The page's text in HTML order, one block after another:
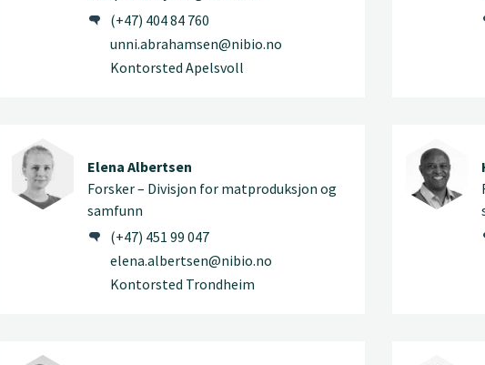
(+47) 404 84 760
unni.abrahamsen@nibio.no
Kontorsted Apelsvoll
Elena Albertsen
Forsker – Divisjon for matproduksjon og
samfunn
(+47) 451 99 047
elena.albertsen@nibio.no
Kontorsted Trondheim